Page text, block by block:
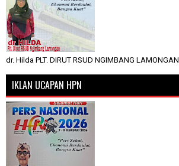
dr. Hilda PLT. DIRUT RSUD NGIMBANG LAMONGAN
IKLAN UCAPAN HPN